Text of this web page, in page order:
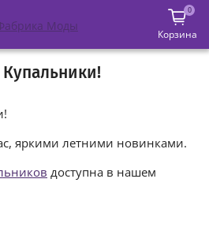
0
Корзина
яркими летними новинками.
доступна в нашем